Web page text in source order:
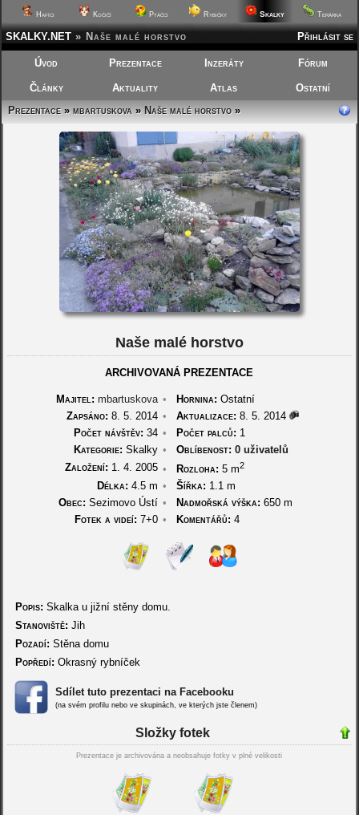
Hafíci Kočičí Ptáčci Rybičky Skalky Terárka
Přihlásit se
SKALKY.NET » Naše malé horstvo
Úvod Prezentace Inzeráty Fórum
Články Aktuality Atlas
Ostatní
Prezentace»mbartuskova»Naše malé horstvo»
Naše malé horstvo
ARCHIVOVANÁ PREZENTACE
Majitel: mbartuskova • Hornina: Ostatní
Zapsáno: 8. 5. 2014 • Aktualizace: 8. 5. 2014
Počet návštěv: 34 • Počet palců: 1
Kategorie: Skalky • Oblíbenost: 0 uživatelů
Založení: 1. 4. 2005 • Rozloha: 5 m2
Délka: 4.5 m • Šířka: 1.1 m
Obec: Sezimovo Ústí • Nadmořská výška: 650 m
Fotek a videí: 7+0 • Komentářů: 4
Popis: Skalka u jižní stěny domu.
Stanoviště: Jih
Pozadí: Stěna domu
Popředí: Okrasný rybníček
Sdílet tuto prezentaci na Facebooku
(na svém profilu nebo ve skupinách, ve kterých jste členem)
Složky fotek
Prezentace je archivována a neobsahuje fotky v plné velikosti